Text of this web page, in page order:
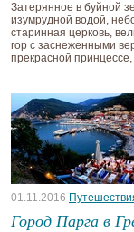
Затерянное в буйной
изумрудной водой,
старинная церковь,
гор с заснеженными
прекрасной
01.11.2016
Город Парга в